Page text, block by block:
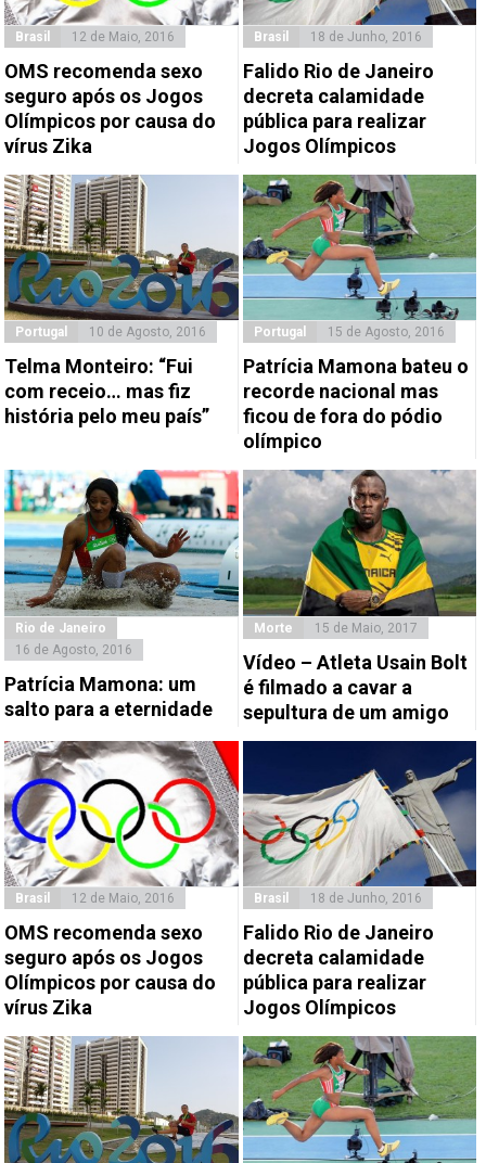
Brasil 12 de Maio, 2016
OMS recomenda sexo
seguro após os Jogos
Olímpicos por causa do
vírus Zika
Brasil 18 de Junho, 2016
Falido Rio de Janeiro
decreta calamidade
pública para realizar
Jogos Olímpicos
Portugal 10 de Agosto, 2016
Telma Monteiro: “Fui
com receio… mas fiz
história pelo meu país”
Portugal 15 de Agosto, 2016
Patrícia Mamona bateu o
recorde nacional mas
ficou de fora do pódio
olímpico
Rio de Janeiro
16 de Agosto, 2016
Patrícia Mamona: um
salto para a eternidade
Morte 15 de Maio, 2017
Vídeo – Atleta Usain Bolt
é filmado a cavar a
sepultura de um amigo
Brasil 12 de Maio, 2016
OMS recomenda sexo
seguro após os Jogos
Olímpicos por causa do
vírus Zika
Brasil 18 de Junho, 2016
Falido Rio de Janeiro
decreta calamidade
pública para realizar
Jogos Olímpicos